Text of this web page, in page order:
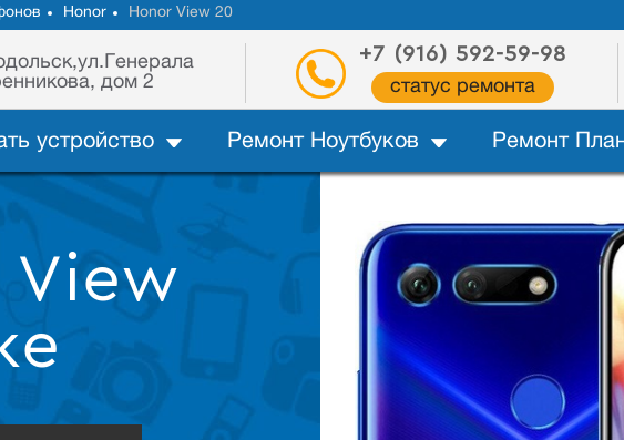
Honor Honor View 20
дом 2
+7 (916) 592-59-98
статус ремонта
устройство Ремонт Ноутбуков Ремонт
View